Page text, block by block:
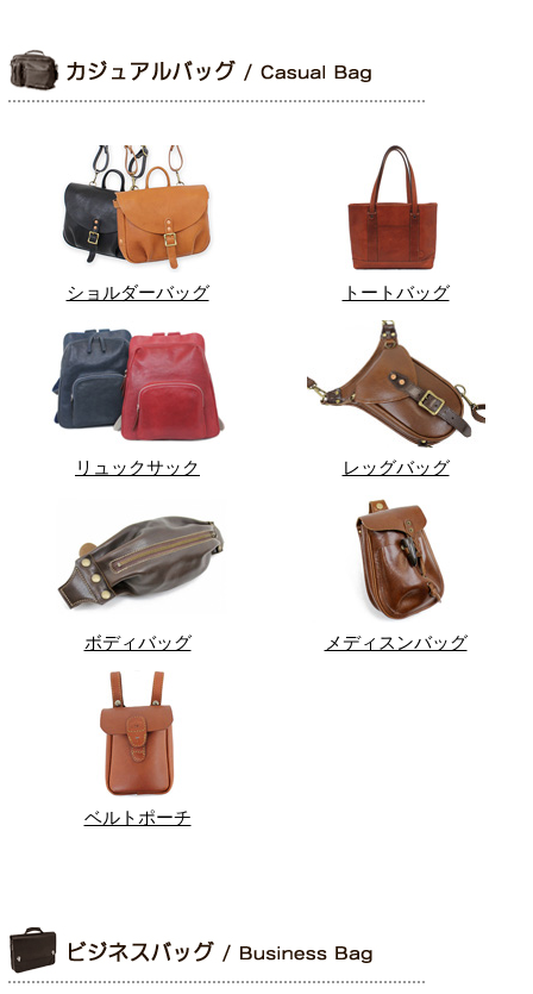
ショルダーバッグ トートバッグ
リュックサック レッグバッグ
ボディバッグ メディスンバッグ
ベルトポーチ